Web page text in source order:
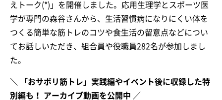
えトーク(*)」を開催しました。応用生理学とスポーツ医
学が専門の森谷さんから、生活習慣病になりにくい体を
つくる簡単な筋トレのコツや食生活の留意点などについ
てお話しいただき、組合員や役職員282名が参加しまし
た。
＼ 「おサボリ筋トレ」実践編やイベント後に収録した特
別編も！ アーカイブ動画を公開中 ／